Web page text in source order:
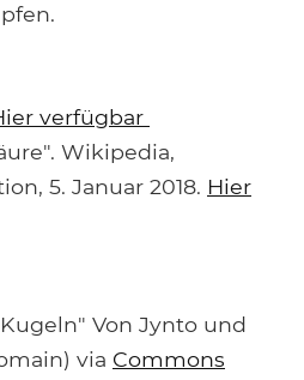
verfügbar
Wikipedia,
5. Januar 2018. Hier
Von Jynto und
via Commons